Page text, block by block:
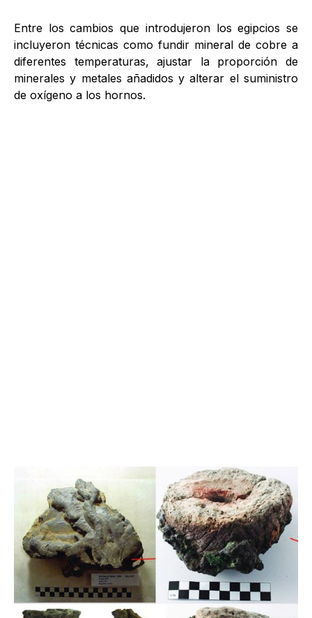
Entre los cambios que introdujeron los egipcios se
incluyeron técnicas como fundir mineral de cobre a
diferentes temperaturas, ajustar la proporción de
minerales y metales añadidos y alterar el suministro
de oxígeno a los hornos.